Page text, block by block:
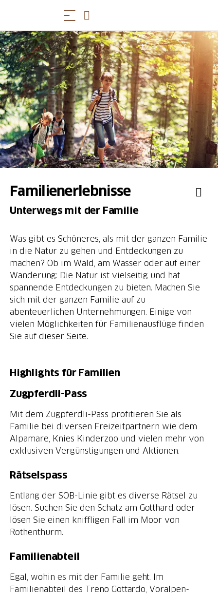
Familienerlebnisse
Unterwegs mit der Familie
Was gibt es Schöneres, als mit der ganzen Familie
in die Natur zu gehen und Entdeckungen zu
machen? Ob im Wald, am Wasser oder auf einer
Wanderung: Die Natur ist vielseitig und hat
spannende Entdeckungen zu bieten. Machen Sie
sich mit der ganzen Familie auf zu
abenteuerlichen Unternehmungen. Einige von
vielen Möglichkeiten für Familienausflüge finden
Sie auf dieser Seite.
Highlights für Familien
Zugpferdli-Pass
Mit dem Zugpferdli-Pass profitieren Sie als
Familie bei diversen Freizeitpartnern wie dem
Alpamare, Knies Kinderzoo und vielen mehr von
exklusiven Vergünstigungen und Aktionen.
Rätselspass
Entlang der SOB-Linie gibt es diverse Rätsel zu
lösen. Suchen Sie den Schatz am Gotthard oder
lösen Sie einen kniffligen Fall im Moor von
Rothenthurm.
Familienabteil
Egal, wohin es mit der Familie geht. Im
Familienabteil des Treno Gottardo, Voralpen-